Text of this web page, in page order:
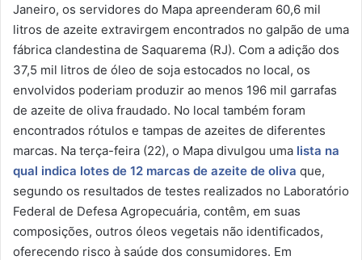
Janeiro, os servidores do Mapa apreenderam 60,6 mil
litros de azeite extravirgem encontrados no galpão de uma
fábrica clandestina de Saquarema (RJ). Com a adição dos
37,5 mil litros de óleo de soja estocados no local, os
envolvidos poderiam produzir ao menos 196 mil garrafas
de azeite de oliva fraudado. No local também foram
encontrados rótulos e tampas de azeites de diferentes
marcas. Na terça-feira (22), o Mapa divulgou uma lista na
qual indica lotes de 12 marcas de azeite de oliva que,
segundo os resultados de testes realizados no Laboratório
Federal de Defesa Agropecuária, contêm, em suas
composições, outros óleos vegetais não identificados,
oferecendo risco à saúde dos consumidores. Em